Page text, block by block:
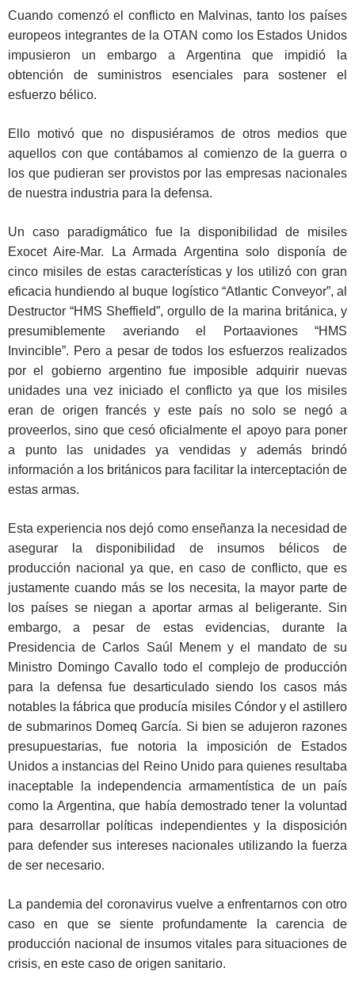
Cuando comenzó el conflicto en Malvinas, tanto los países
europeos integrantes de la OTAN como los Estados Unidos
impusieron un embargo a Argentina que impidió la
obtención de suministros esenciales para sostener el
esfuerzo bélico.
Ello motivó que no dispusiéramos de otros medios que
aquellos con que contábamos al comienzo de la guerra o
los que pudieran ser provistos por las empresas nacionales
de nuestra industria para la defensa.
Un caso paradigmático fue la disponibilidad de misiles
Exocet Aire-Mar. La Armada Argentina solo disponía de
cinco misiles de estas características y los utilizó con gran
eficacia hundiendo al buque logístico “Atlantic Conveyor”, al
Destructor “HMS Sheffield”, orgullo de la marina británica, y
presumiblemente averiando el Portaaviones “HMS
Invincible”. Pero a pesar de todos los esfuerzos realizados
por el gobierno argentino fue imposible adquirir nuevas
unidades una vez iniciado el conflicto ya que los misiles
eran de origen francés y este país no solo se negó a
proveerlos, sino que cesó oficialmente el apoyo para poner
a punto las unidades ya vendidas y además brindó
información a los británicos para facilitar la interceptación de
estas armas.
Esta experiencia nos dejó como enseñanza la necesidad de
asegurar la disponibilidad de insumos bélicos de
producción nacional ya que, en caso de conflicto, que es
justamente cuando más se los necesita, la mayor parte de
los países se niegan a aportar armas al beligerante. Sin
embargo, a pesar de estas evidencias, durante la
Presidencia de Carlos Saúl Menem y el mandato de su
Ministro Domingo Cavallo todo el complejo de producción
para la defensa fue desarticulado siendo los casos más
notables la fábrica que producía misiles Cóndor y el astillero
de submarinos Domeq García. Si bien se adujeron razones
presupuestarias, fue notoria la imposición de Estados
Unidos a instancias del Reino Unido para quienes resultaba
inaceptable la independencia armamentística de un país
como la Argentina, que había demostrado tener la voluntad
para desarrollar políticas independientes y la disposición
para defender sus intereses nacionales utilizando la fuerza
de ser necesario.
La pandemia del coronavirus vuelve a enfrentarnos con otro
caso en que se siente profundamente la carencia de
producción nacional de insumos vitales para situaciones de
crisis, en este caso de origen sanitario.